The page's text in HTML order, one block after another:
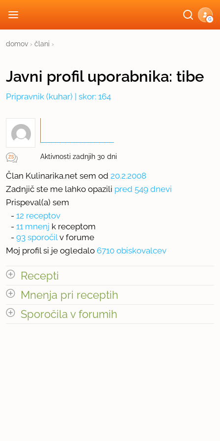
G
domov › člani ›
Javni profiluporabnika: tibe
Pripravnik (kuhar) | skor: 164
Aktivnosti zadnjih 30 dni
Član Kulinarika.net sem od 20.2.2008
Zadnjič ste me lahko opazili pred 549 dnevi
Prispeval(a) sem
- 12 receptov
- 11 mnenj k receptom
- 93 sporočil v forume
Moj profil si je ogledalo 6710 obiskovalcev
Recepti
« prejšnja 1 2 naslednja Â»
Mnenja pri receptih
odpri vse
Sporočila v forumih